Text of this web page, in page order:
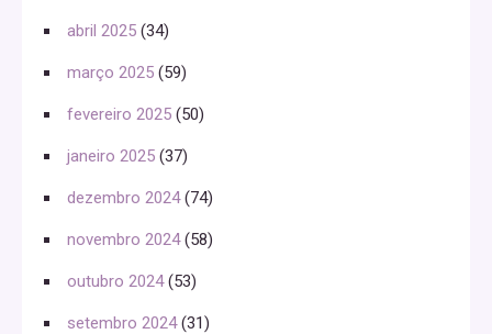
abril 2025 (34)
março 2025 (59)
fevereiro 2025 (50)
janeiro 2025 (37)
dezembro 2024(74)
novembro 2024(58)
outubro 2024(53)
setembro 2024(31)